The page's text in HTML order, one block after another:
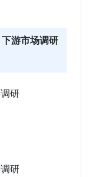
游市场调研
研
研